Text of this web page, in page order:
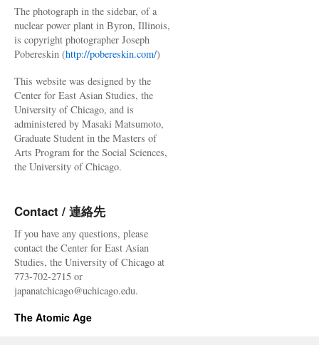
The photograph in the sidebar, of a
nuclear power plant in Byron, Illinois,
is copyright photographer Joseph
Pobereskin (http://pobereskin.com/)
This website was designed by the
Center for East Asian Studies, the
University of Chicago, and is
administered by Masaki Matsumoto,
Graduate Student in the Masters of
Arts Program for the Social Sciences,
the University of Chicago.
Contact / 連絡先
If you have any questions, please
contact the Center for East Asian
Studies, the University of Chicago at
773-702-2715 or
japanatchicago@uchicago.edu.
The Atomic Age